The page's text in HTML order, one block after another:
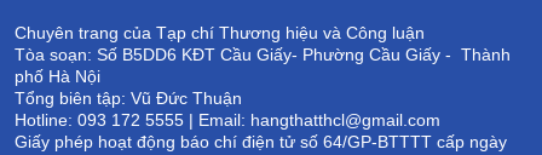
Chuyên trang của Tạp chí Thương hiệu và Công luận
Tòa soạn: Số B5DD6 KĐT Cầu Giấy- Phường Cầu Giấy - Thành
phố Hà Nội
Tổng biên tập: Vũ Đức Thuận
Hotline: 093 172 5555 | Email: hangthatthcl@gmail.com
Giấy phép hoạt động báo chí điện tử số 64/GP-BTTTT cấp ngày